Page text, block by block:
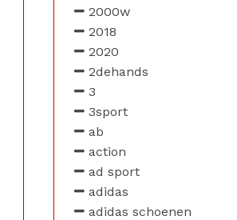
2000w
2018
2020
2dehands
3
3sport
ab
action
ad sport
adidas
adidas schoenen